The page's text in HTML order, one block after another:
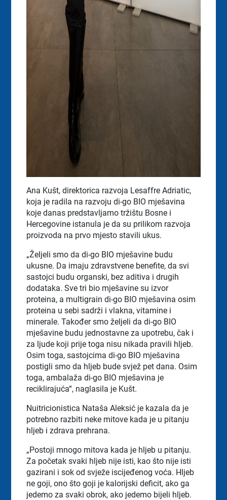
Ana Kušt, direktorica razvoja Lesaffre Adriatic,
koja je radila na razvoju di-go BIO mješavina
koje danas predstavljamo tržištu Bosne i
Hercegovine istanula je da su prilikom razvoja
proizvoda na prvo mjesto stavili ukus.
„Željeli smo da di-go BIO mješavine budu
ukusne. Da imaju zdravstvene benefite, da svi
sastojci budu organski, bez aditiva i drugih
dodataka. Sve tri bio mješavine su izvor
proteina, a multigrain di-go BIO mješavina osim
proteina u sebi sadrži i vlakna, vitamine i
minerale. Također smo željeli da di-go BIO
mješavine budu jednostavne za upotrebu, čak i
za ljude koji prije toga nisu nikada pravili hljeb.
Osim toga, sastojcima di-go BIO mješavina
postigli smo da hljeb bude svjež pet dana. Osim
toga, ambalaža di-go BIO mješavina je
reciklirajuća“, naglasila je Kušt.
Nuitricionistica Nataša Aleksić je kazala da je
potrebno razbiti neke mitove kada je u pitanju
hljeb i zdrava prehrana.
„Postoji mnogo mitova kada je hljeb u pitanju.
Za početak svaki hljeb nije isti, kao što nije isti
gazirani i sok od svježe iscijeđenog voća. Hljeb
ne goji, ono što goji je kalorijski deficit, ako ga
jedemo za svaki obrok, ako jedemo bijeli hljeb.